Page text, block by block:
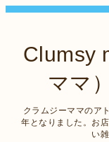
Clumsy
ママ
クラムジーママのア
年となりました。お
い